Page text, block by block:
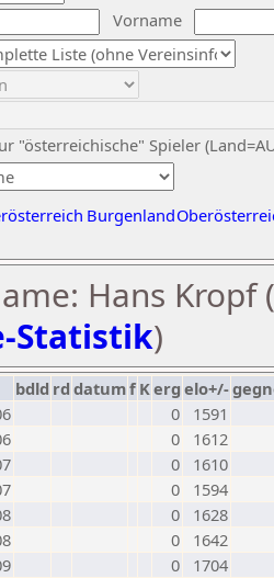
Vorname
"österreichische" Spieler
Burgenland
Hans Kropf (
Statistik)
bdld rd datumf Kerg elo+/-
0
1591
0
1612
0
1610
0
1594
0
1628
0
1642
0
1704